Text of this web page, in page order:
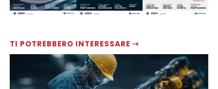
TI POTREBBERO INTERESSARE ⇢